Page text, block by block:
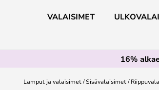
VALAISIMET
16%
Lamput ja valaisimet Sisävalaisimet